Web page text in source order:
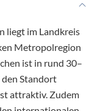
liegt im Landkreis
Metropolregion
ist in rund 30–
Standort
attraktiv. Zudem